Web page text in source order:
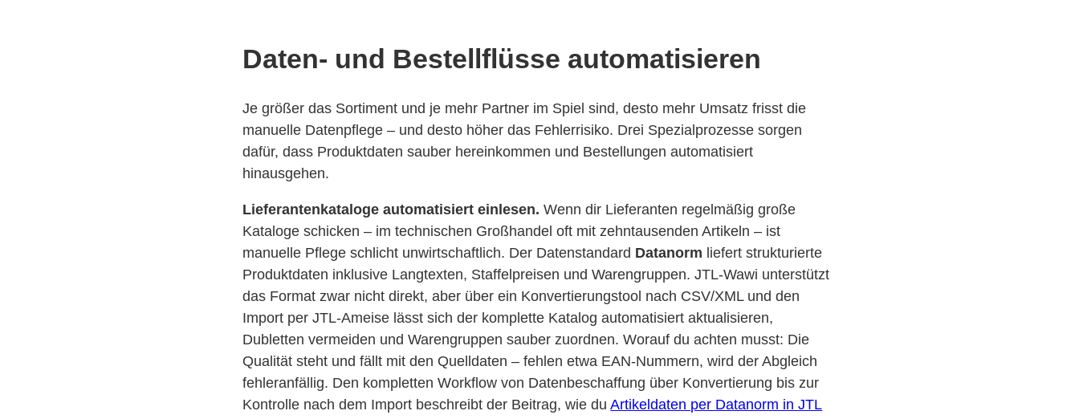
Daten- und Bestellflüsse automatisieren
Je größer das Sortiment und je mehr Partner im Spiel sind, desto mehr Umsatz frisst die
manuelle Datenpflege – und desto höher das Fehlerrisiko. Drei Spezialprozesse sorgen
dafür, dass Produktdaten sauber hereinkommen und Bestellungen automatisiert
hinausgehen.
Lieferantenkataloge automatisiert einlesen. Wenn dir Lieferanten regelmäßig große
Kataloge schicken – im technischen Großhandel oft mit zehntausenden Artikeln – ist
manuelle Pflege schlicht unwirtschaftlich. Der Datenstandard Datanorm liefert strukturierte
Produktdaten inklusive Langtexten, Staffelpreisen und Warengruppen. JTL-Wawi unterstützt
das Format zwar nicht direkt, aber über ein Konvertierungstool nach CSV/XML und den
Import per JTL-Ameise lässt sich der komplette Katalog automatisiert aktualisieren,
Dubletten vermeiden und Warengruppen sauber zuordnen. Worauf du achten musst: Die
Qualität steht und fällt mit den Quelldaten – fehlen etwa EAN-Nummern, wird der Abgleich
fehleranfällig. Den kompletten Workflow von Datenbeschaffung über Konvertierung bis zur
Kontrolle nach dem Import beschreibt der Beitrag, wie duArtikeldaten per Datanorm in JTL